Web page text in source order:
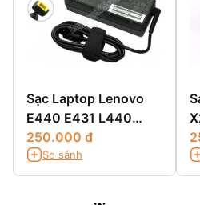
Sạc Laptop Lenovo
E440 E431 L440
L450
250.000 đ
So sánh